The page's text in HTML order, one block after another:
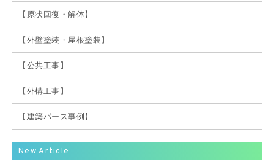
【原状回復・解体】
【外壁塗装・屋根塗装】
【公共工事】
【外構工事】
【建築パース事例】
New Article